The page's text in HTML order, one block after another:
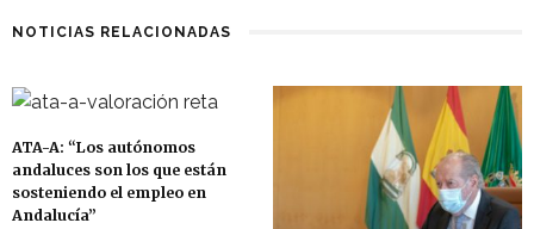
NOTICIAS RELACIONADAS
ATA-A: “Los autónomos
andaluces son los que están
sosteniendo el empleo en
Andalucía”